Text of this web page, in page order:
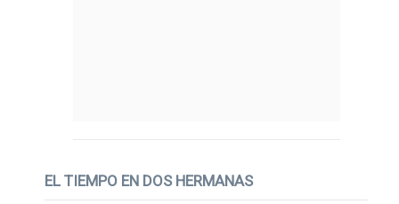
EL TIEMPO EN DOS HERMANAS